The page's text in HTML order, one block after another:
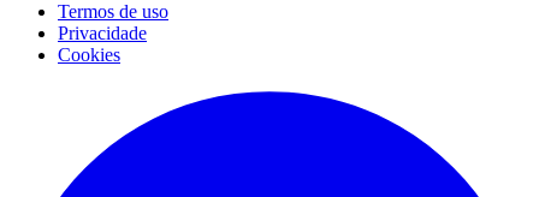
Termos de uso
Privacidade
Cookies